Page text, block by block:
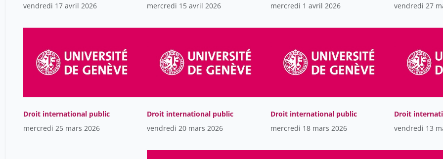
vendredi 17 avril 2026
mercredi 15 avril 2026
mercredi 1 avril 2026
vendredi 27
Droit international public
mercredi 25 mars 2026
Droit international public
vendredi 20 mars 2026
Droit international public
mercredi 18 mars 2026
Droit
vendredi 13